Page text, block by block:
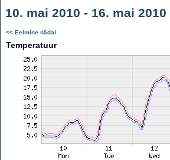
10. mai 2010 - 16. mai 2010
<< Eelmine nädal
Temperatuur